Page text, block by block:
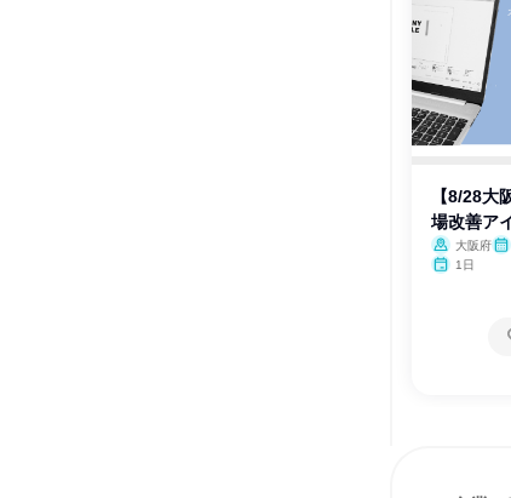
【8/28大
場改善ア
大阪府
1日